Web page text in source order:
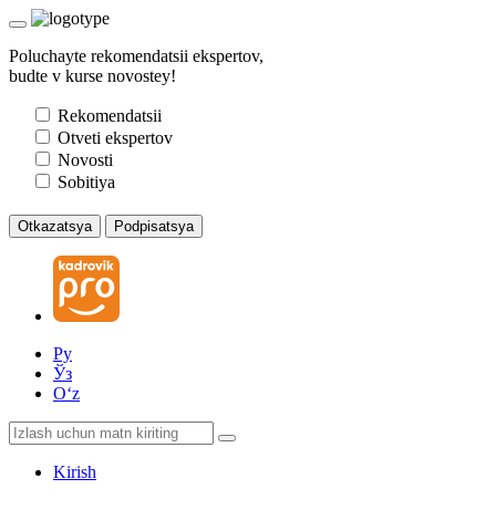
Poluchayte rekomendatsii ekspertov,
budte v kurse novostey!
Rekomendatsii
Otveti ekspertov
Novosti
Sobitiya
Otkazatsya Podpisatsya
Ру
Ўз
Oʻz
Kirish